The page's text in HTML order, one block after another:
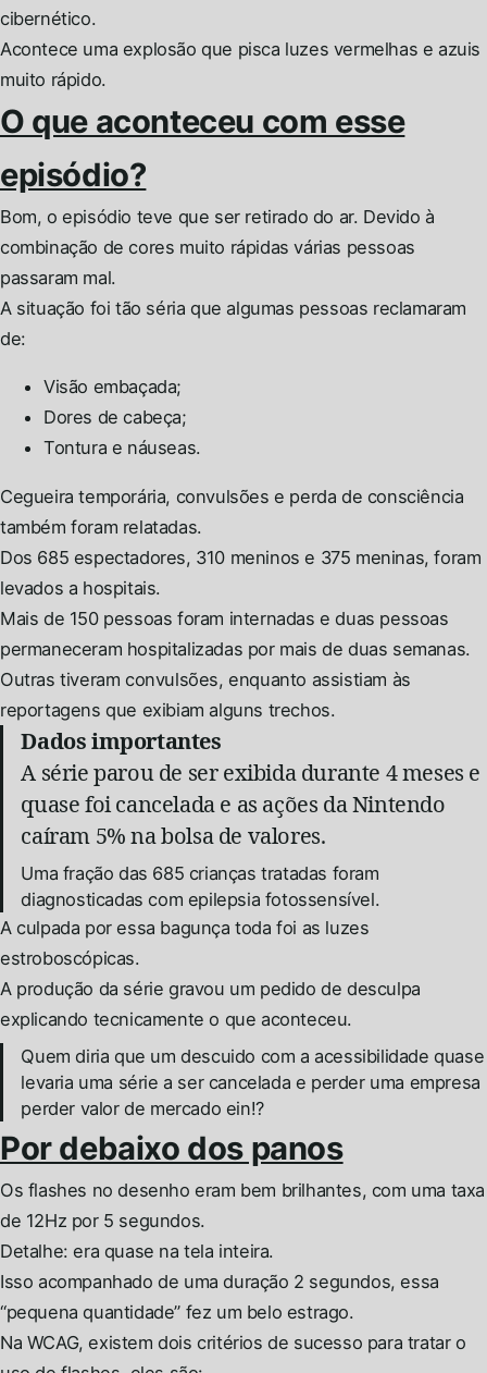
cibernético.
Acontece uma explosão que pisca luzes vermelhas e azuis
muito rápido.
O que aconteceu com esse
episódio?
Bom, o episódio teve que ser retirado do ar. Devido à
combinação de cores muito rápidas várias pessoas
passaram mal.
A situação foi tão séria que algumas pessoas reclamaram
de:
Visão embaçada;
Dores de cabeça;
Tontura e náuseas.
Cegueira temporária, convulsões e perda de consciência
também foram relatadas.
Dos 685 espectadores, 310 meninos e 375 meninas, foram
levados a hospitais.
Mais de 150 pessoas foram internadas e duas pessoas
permaneceram hospitalizadas por mais de duas semanas.
Outras tiveram convulsões, enquanto assistiam às
reportagens que exibiam alguns trechos.
Dados importantes
A série parou de ser exibida durante 4 meses e
quase foi cancelada e as ações da Nintendo
caíram 5% na bolsa de valores.
Uma fração das 685 crianças tratadas foram
diagnosticadas com epilepsia fotossensível.
A culpada por essa bagunça toda foi as luzes
estroboscópicas.
A produção da série gravou um pedido de desculpa
explicando tecnicamente o que aconteceu.
Quem diria que um descuido com a acessibilidade quase
levaria uma série a ser cancelada e perder uma empresa
perder valor de mercado ein!?
Por debaixo dos panos
Os flashes no desenho eram bem brilhantes, com uma taxa
de 12Hz por 5 segundos.
Detalhe: era quase na tela inteira.
Isso acompanhado de uma duração 2 segundos, essa
“pequena quantidade” fez um belo estrago.
Na WCAG, existem dois critérios de sucesso para tratar o